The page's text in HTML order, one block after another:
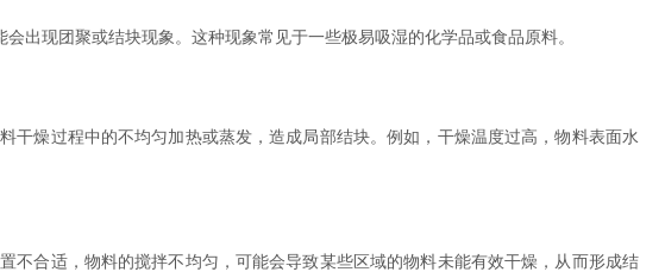
现团聚或结块现象。这种现象常见于一些极易吸湿的化学品或食品原料。
燥过程中的不均匀加热或蒸发，造成局部结块。例如，干燥温度过高，物料表面水
合适，物料的搅拌不均匀，可能会导致某些区域的物料未能有效干燥，从而形成结